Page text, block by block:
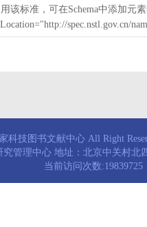
标准，可在Schema中添加元素
spec.nstl.gov.cn/
科技图书文献中心 All Right
管理中心 地址：北京中关村北
当前访问次数:19839725